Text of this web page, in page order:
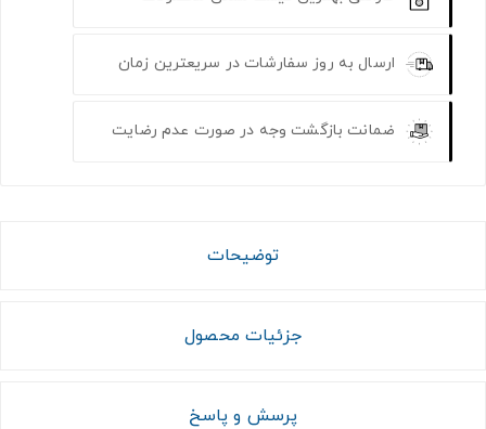
ارسال به روز سفارشات در سریعترین زمان
ضمانت بازگشت وجه در صورت عدم رضایت
توضیحات
جزئیات محصول
پرسش و پاسخ